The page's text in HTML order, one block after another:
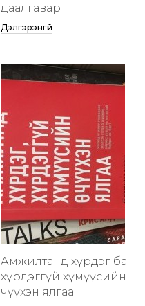
даалгавар
Дэлгэрэнгүй
Амжилтанд хүрдэг ба
хүрдэггүй хүмүүсийн
өчүүхэн ялгаа